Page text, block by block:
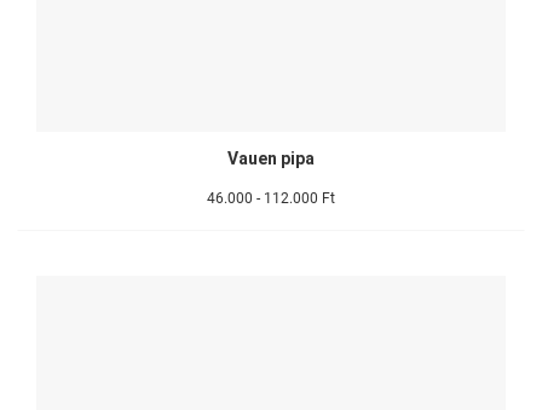
Vauen pipa
46.000 - 112.000 Ft